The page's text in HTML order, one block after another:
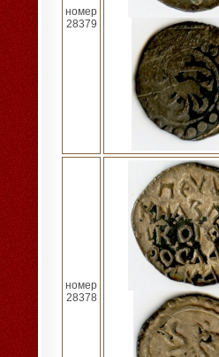
номер
28379
номер
28378